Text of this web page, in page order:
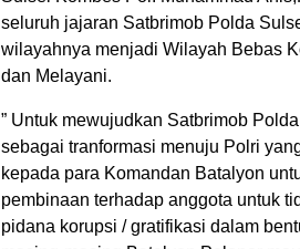
seluruh jajaran Satbrimob Polda
wilayahnya menjadi Wilayah Bebas
dan Melayani.
” Untuk mewujudkan Satbrimob
sebagai tranformasi menuju Polri
kepada para Komandan Batalyon
pembinaan terhadap anggota untuk
pidana korupsi / gratifikasi dalam